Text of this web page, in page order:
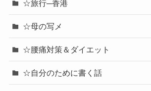
☆旅行─香港
☆母の写メ
☆腰痛対策＆ダイエット
☆自分のために書く話